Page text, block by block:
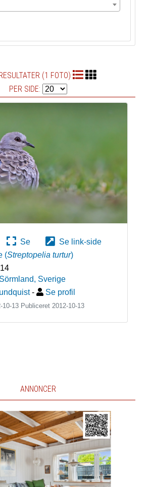
(1 FOTO)
PER SIDE:
Se
Se link-side
(Streptopelia turtur)
, Sverige
- Se profil
10-13 Publiceret 2012-10-13
ANNONCER